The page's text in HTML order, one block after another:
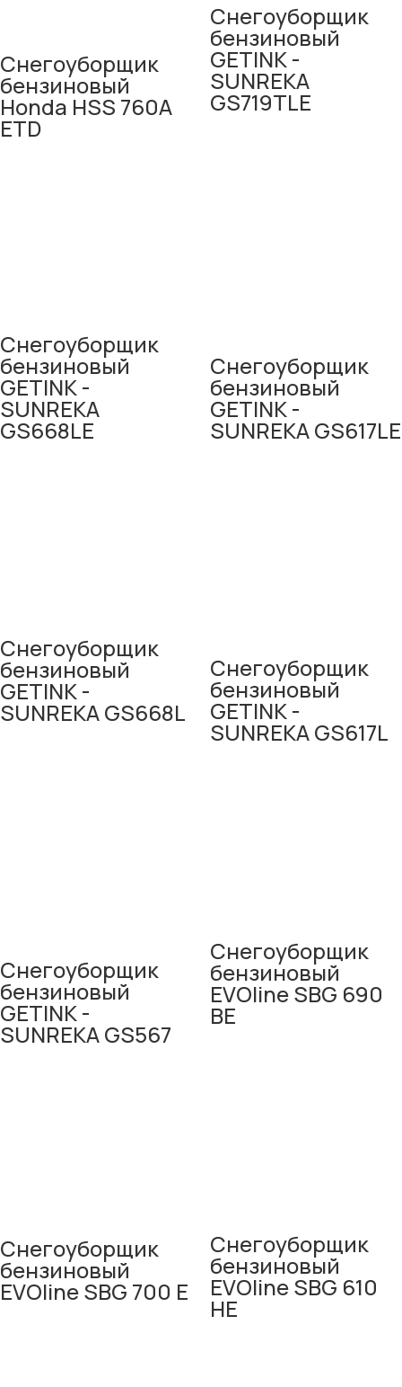
Снегоуборщик
бензиновый
Honda HSS 760A
ETD
Снегоуборщик
бензиновый
GETINK -
SUNREKA
GS719TLE
Снегоуборщик
бензиновый
GETINK -
SUNREKA
GS668LE
Снегоуборщик
бензиновый
GETINK -
SUNREKA GS617LE
Снегоуборщик
бензиновый
GETINK -
SUNREKA GS668L
Снегоуборщик
бензиновый
GETINK -
SUNREKA GS617L
Снегоуборщик
бензиновый
GETINK -
SUNREKA GS567
Снегоуборщик
бензиновый
EVOline SBG 690
BE
Снегоуборщик
бензиновый
EVOline SBG 700 E
Снегоуборщик
бензиновый
EVOline SBG 610
HE